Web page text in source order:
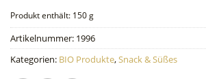
Produkt enthält: 150 g
Artikelnummer: 1996
Kategorien: BIO Produkte,Snack & Süßes